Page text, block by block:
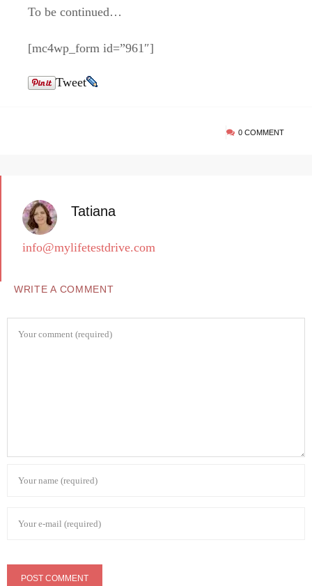
To be continued…
[mc4wp_form id=”961″]
Tweet
0 COMMENT
Tatiana
info@mylifetestdrive.com
WRITE A COMMENT